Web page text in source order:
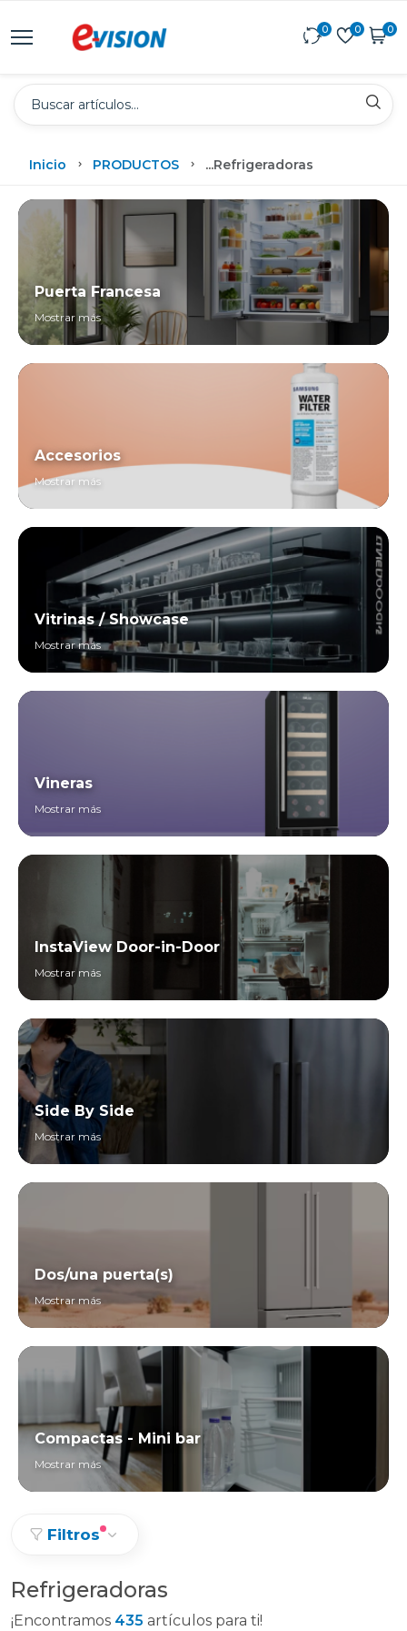
0 0 0
Inicio PRODUCTOS ...Refrigeradoras
Puerta Francesa
Mostrar más
Accesorios
Mostrar más
Vitrinas / Showcase
Mostrar más
Vineras
Mostrar más
InstaView Door-in-Door
Mostrar más
Side By Side
Mostrar más
Dos/una puerta(s)
Mostrar más
Compactas - Mini bar
Mostrar más
Filtros
Refrigeradoras
¡Encontramos 435 artículos para ti!